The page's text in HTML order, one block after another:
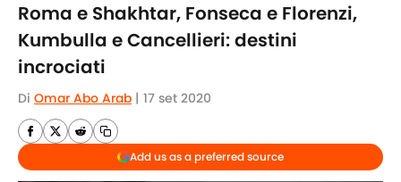
Roma e Shakhtar, Fonseca e Florenzi,
Kumbulla e Cancellieri: destini
incrociati
Di Omar Abo Arab | 17 set 2020
Add us as a preferred source